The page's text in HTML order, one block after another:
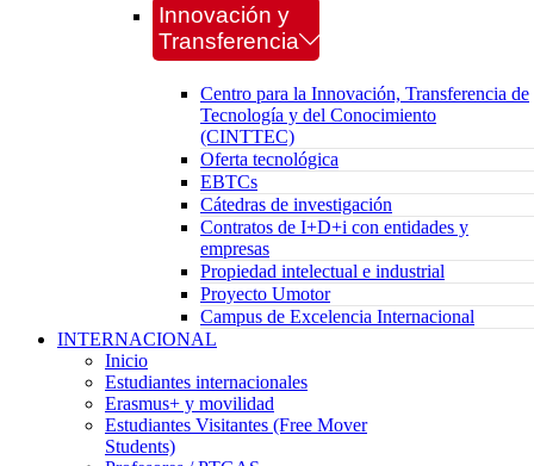
Innovación y
Transferencia
Centro para la Innovación, Transferencia de
Tecnología y del Conocimiento
(CINTTEC)
Oferta tecnológica
EBTCs
Cátedras de investigación
Contratos de I+D+i con entidades y
empresas
Propiedad intelectual e industrial
Proyecto Umotor
Campus de Excelencia Internacional
INTERNACIONAL
Inicio
Estudiantes internacionales
Erasmus+ y movilidad
Estudiantes Visitantes (Free Mover
Students)